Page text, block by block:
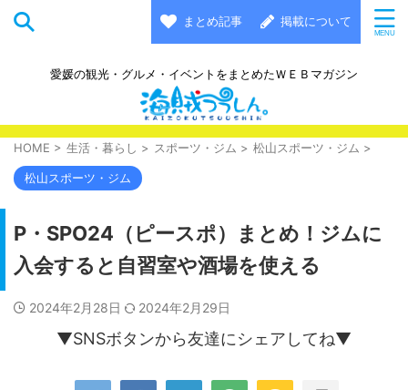
まとめ記事 掲載について
愛媛の観光・グルメ・イベントをまとめたＷＥＢマガジン
HOME > 生活・暮らし > スポーツ・ジム > 松山スポーツ・ジム >
松山スポーツ・ジム
P・SPO24（ピースポ）まとめ！ジムに
入会すると自習室や酒場を使える
2024年2月28日 2024年2月29日
▼SNSボタンから友達にシェアしてね▼